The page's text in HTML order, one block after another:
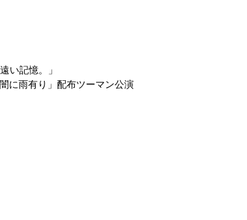
い記憶。」
雨有り」配布ツーマン公演